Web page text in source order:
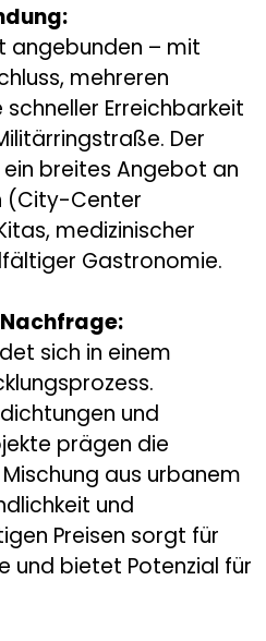
angebunden – mit
mehreren
Erreichbarkeit
Der
breites Angebot an
(City-Center
medizinischer
Gastronomie.
sich in einem
und
prägen die
aus urbanem
und
Preisen sorgt für
und bietet Potenzial für